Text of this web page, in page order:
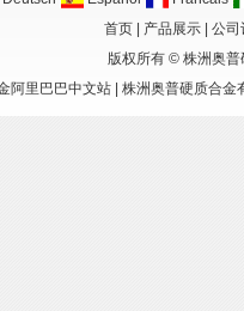
首页
产品展示
公司
版权所有 © 株洲奥普
阿里巴巴中文站| 株洲奥普硬质合金